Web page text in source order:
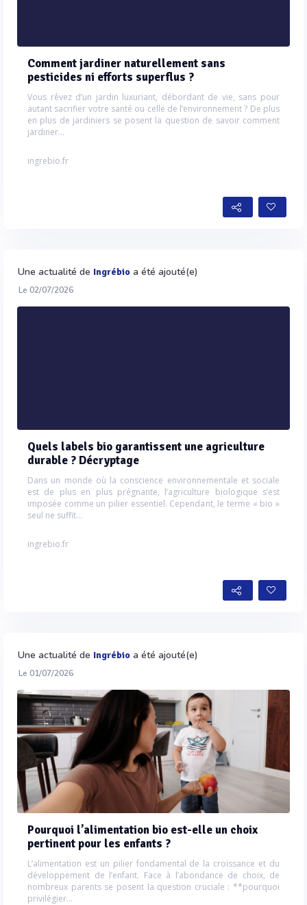
Comment jardiner naturellement sans
pesticides ni efforts superflus ?
Vous rêvez d’un jardin luxuriant, débordant de vie, sans pour
autant sacrifier votre santé ou celle de l’environnement ? De plus
en plus de jardiniers se posent la question de savoir comment
jardiner...
ingrebio.fr
Une actualité de Ingrébio a été ajouté(e)
Le 02/07/2026
Quels labels bio garantissent une agriculture
durable ? Décryptage
Dans un monde où la conscience environnementale et sociale
est de plus en plus prégnante, l’agriculture biologique s’est
imposée comme un pilier essentiel. Cependant, le terme « bio »
seul ne suffit...
ingrebio.fr
Une actualité de Ingrébio a été ajouté(e)
Le 01/07/2026
Pourquoi l’alimentation bio est-elle un choix
pertinent pour les enfants ?
L’alimentation est un pilier fondamental de la croissance et du
développement de l’enfant. Face à l’abondance de choix, de
nombreux parents se posent la question cruciale : **pourquoi
privilégier...